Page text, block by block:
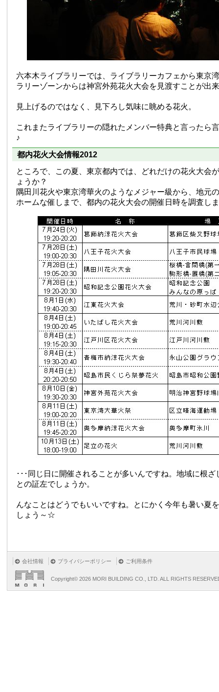
六本木ライブラリーでは、ライブラリーカフェから東京
ラリーゾーンからは神宮外苑花火大会を見渡すことが出
見上げるのではなく、見下ろし気味に眺める花火。
これまたライブラリーの隠れたメンバー特典と言ったら
♪
都内花火大会情報2012
ところで、この夏、東京都内では、どれだけの花火大会
ょうか？
隅田川花火や東京湾華火のようなメジャー級から、地元
ホームな催しまで、都内の花火大会の開催日時を調査し
･･･同じ日に開催されることが多いんですね。地域に根ざ
との証左でしょうか。
んなことはどうでもいいですね。とにかく今年も暑い夏
しょう～☆
会社情報 プライバシーポリシー ご利用条件
Copyright© 2026 MORI BUILDING CO., LTD. ALL RIGHTS